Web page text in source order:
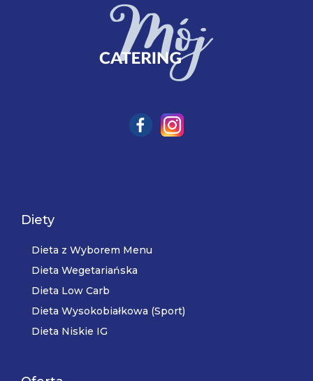
Diety
Dieta z Wyborem Menu
Dieta Wegetariańska
Dieta Low Carb
Dieta Wysokobiałkowa (Sport)
Dieta Niskie IG